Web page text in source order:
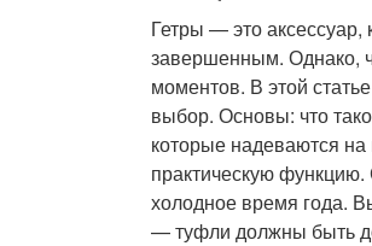
Гетры — это
завершенным. Однако,
моментов. В этой
выбор. Основы: что
которые надеваются
практическую функцию.
холодное время года.
— туфли должны быть